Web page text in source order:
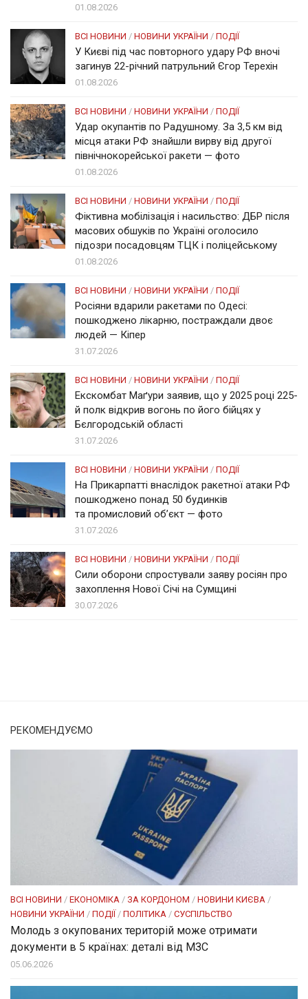
01.08.2026
ВСІ НОВИНИ / НОВИНИ УКРАЇНИ / ПОДІЇ
У Києві під час повторного удару РФ вночі
загинув 22-річний патрульний Єгор Терехін
01.08.2026
ВСІ НОВИНИ / НОВИНИ УКРАЇНИ / ПОДІЇ
Удар окупантів по Радушному. За 3,5 км від
місця атаки РФ знайшли вирву від другої
північнокорейської ракети — фото
01.08.2026
ВСІ НОВИНИ / НОВИНИ УКРАЇНИ / ПОДІЇ
Фіктивна мобілізація і насильство: ДБР після
масових обшуків по Україні оголосило
підозри посадовцям ТЦК і поліцейському
01.08.2026
ВСІ НОВИНИ / НОВИНИ УКРАЇНИ / ПОДІЇ
Росіяни вдарили ракетами по Одесі:
пошкоджено лікарню, постраждали двоє
людей — Кіпер
31.07.2026
ВСІ НОВИНИ / НОВИНИ УКРАЇНИ / ПОДІЇ
Екскомбат Маґури заявив, що у 2025 році 225-
й полк відкрив вогонь по його бійцях у
Бєлгородській області
31.07.2026
ВСІ НОВИНИ / НОВИНИ УКРАЇНИ / ПОДІЇ
На Прикарпатті внаслідок ракетної атаки РФ
пошкоджено понад 50 будинків
та промисловий об’єкт — фото
31.07.2026
ВСІ НОВИНИ / НОВИНИ УКРАЇНИ / ПОДІЇ
Сили оборони спростували заяву росіян про
захоплення Нової Січі на Сумщині
30.07.2026
РЕКОМЕНДУЄМО
ВСІ НОВИНИ / ЕКОНОМІКА / ЗА КОРДОНОМ / НОВИНИ КИЄВА /
НОВИНИ УКРАЇНИ / ПОДІЇ / ПОЛІТИКА / СУСПІЛЬСТВО
Молодь з окупованих територій може отримати
документи в 5 країнах: деталі від МЗС
05.06.2026